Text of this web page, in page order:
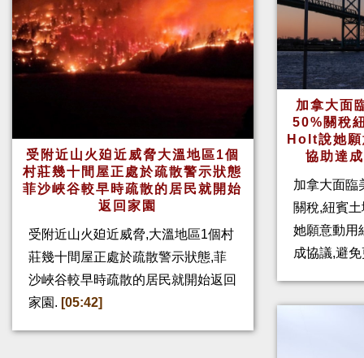
受附近山火廹近威脅大溫地區1個
村莊幾十間屋正處於疏散警示狀態
菲沙峽谷較早時疏散的居民就開始
返回家園
受附近山火廹近威脅,大溫地區1個村
莊幾十間屋正處於疏散警示狀態,菲
沙峽谷較早時疏散的居民就開始返回
家園. [05:42]
加拿大面
50%關稅
Holt說她
協助達
加拿大面臨
關稅,紐賓
她願意動用
成協議,避